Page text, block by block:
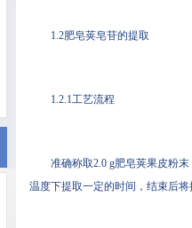
1.2肥皂荚皂苷的提取
1.2.1工艺流程
准确称取2.0 g肥皂荚果皮粉末
温度下提取一定的时间，结束后